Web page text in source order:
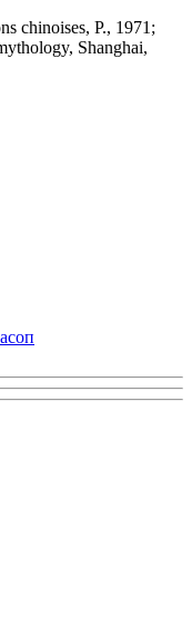
chinoises, P., 1971;
Shanghai,